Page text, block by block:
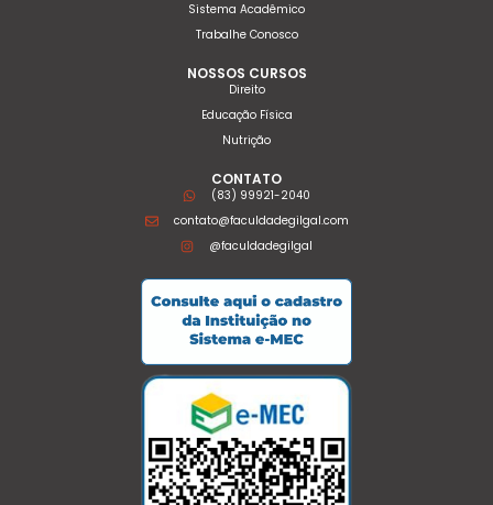
Sistema Acadêmico
Trabalhe Conosco
NOSSOS CURSOS
Direito
Educação Física
Nutrição
CONTATO
(83) 99921-2040
contato@faculdadegilgal.com
@faculdadegilgal